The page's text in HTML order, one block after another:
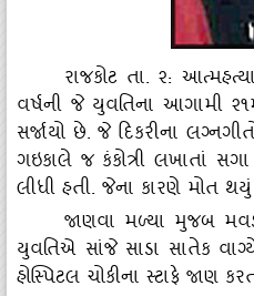
રાજકોટ તા. ૨:
વર્ષની જે યુવતિના આગામી
સર્જાયો છે. જે દિકરીના
ગઇકાલે જ કંકોત્રી લખાતાં
લીધી હતી. જેના કારણે મોત
જાણવા મળ્‍યા મુજબ
યુવતિએ સાંજે સાડા સાતેક
હોસ્‍પિટલ ચોકીના સ્‍ટાફે જાણ